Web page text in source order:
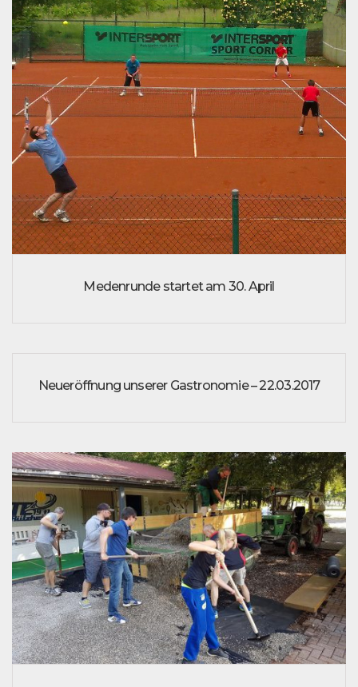
Medenrunde startet am 30. April
Neueröffnung unserer Gastronomie – 22.03.2017